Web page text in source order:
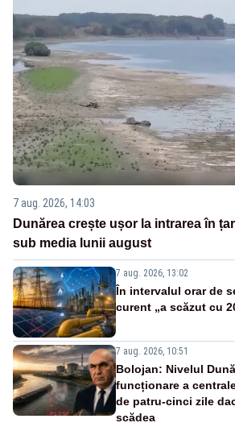
7 aug. 2026, 14:03
Dunărea crește ușor la intrarea în
sub media lunii august
7 aug. 2026, 13:02
În intervalul orar de
curent „a scăzut cu
7 aug. 2026, 10:51
Bolojan: Nivelul
funcționare a
de patru-cinci zile
scădea